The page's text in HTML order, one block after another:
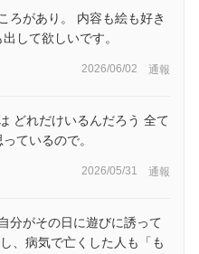
ろがあり。 内容も絵も好き
して欲しいです。
2026/06/02 通報
どれだけいるんだろう 全て
ているので。
2026/05/31 通報
分がその日に遊びに誘って
、病気で亡くした人も「も